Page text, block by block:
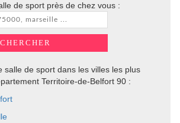
de sport près de chez vous :
salle de sport dans les villes les plus
Territoire-de-Belfort 90 :